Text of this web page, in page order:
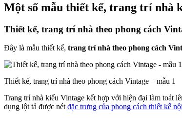
Một số mẫu thiết kế, trang trí nhà
Thiết kế, trang trí nhà theo phong cách
Đây là mẫu thiết kế, trang trí nhà theo phong cách
Thiết kế, trang trí nhà theo phong cách Vintage – mẫu 1
Trang trí nhà kiểu Vintage kết hợp với hiện đại làm toát
dụng lột tả được nét đặc trưng của phong cách thiết kế